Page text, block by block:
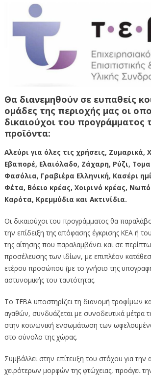
Θα διανεμηθούν σε ευπαθείς
ομάδες της περιοχής μας οι
δικαιούχοι του
προϊόντα:
Αλεύρι για όλες τις χρήσεις, Ζυμαρικά,
Εβαπορέ, Ελαιόλαδο, Ζάχαρη, Ρύζι,
Φασόλια, Γραβιέρα Ελληνική, Κασέρι
Φέτα, Βόειο κρέας, Χοιρινό κρέας,
Καρότα, Κρεμμύδια και Ακτινίδια.
Οι δικαιούχοι του προγράμματος θα
την επίδειξη της απόφασης έγκρισης ΚΕΑ ή
της αίτησης που παραλαμβάνει και σε
προσέλευσης των ιδίων, με επιπλέον
ετέρου προσώπου (με το γνήσιο της
αστυνομικής του ταυτότητας.
Το ΤΕΒΑ υποστηρίζει τη διανομή τροφίμων
αγαθών, συνδυάζεται με συνοδευτικά μέτρα
στην κοινωνική ενσωμάτωση των
στο σύνολο της χώρας.
Συμβάλλει στην επίτευξη του στόχου για
χειρότερων μορφών της φτώχειας, προάγει